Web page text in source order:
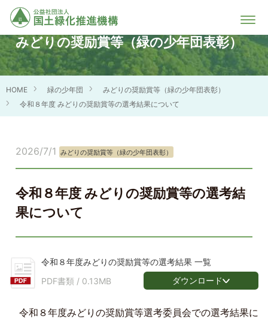
みどりの奨励賞等（緑の少年団表彰）
HOME 緑の少年団
みどりの奨励賞等（緑の少年団表彰）
令和８年度 みどりの奨励賞等の選考結果について
2026/7/1 みどりの奨励賞等（緑の少年団表彰）
令和８年度 みどりの奨励賞等の選考結
果について
令和８年度みどりの奨励賞等の選考結果 一覧
PDF書類 / 0.13MB ダウンロード
令和８年度みどりの奨励賞等選考委員会での選考結果に